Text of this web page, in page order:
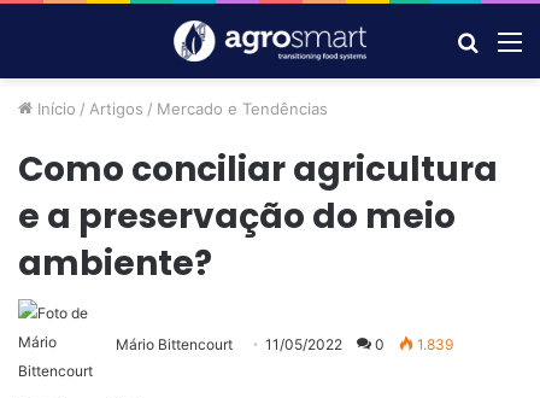
por
Início / Artigos / Mercado e Tendências
Como conciliar agricultura
e a preservação do meio
ambiente?
Mário Bittencourt 11/05/2022 0 1.839